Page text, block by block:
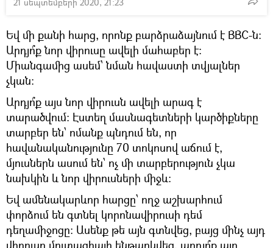
​Եվ մի քանի հարց, որոնք բարձրաձայնում է BBC-ն։
Արդյո՞ք նոր վիրուսը ավելի մահաբեր է։
Միանգամից ասեմ՝ նման հավաստի տվյալներ
չկան։
Արդյո՞ք այս նոր վիրուսն ավելի արագ է
տարածվում։ Էստեղ մասնագետների կարծիքները
տարբեր են՝ ոմանք պնդում են, որ
հավանականությունը 70 տոկոսով աճում է,
մյուսներն ասում են՝ ոչ մի տարբերություն չկա
նախկին և նոր վիրուսների միջև։
​Եվ ամենակարևոր հարցը՝ ողջ աշխարհում
փորձում են գտնել կորոնավիրուսի դեմ
դեղամիջոցը։ Ասենք թե այն գտնվեց, բայց մինչ այդ
վիրուսը մուտացիայի ենթարկվեց, արդյո՞ք այդ